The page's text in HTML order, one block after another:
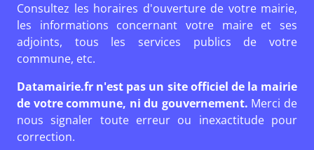
Consultez les horaires d'ouverture de votre mairie,
les informations concernant votre maire et ses
adjoints, tous les services publics de votre
commune, etc.
Datamairie.fr n'est pas un site officiel de la mairie
de votre commune, ni du gouvernement. Merci de
nous signaler toute erreur ou inexactitude pour
correction.